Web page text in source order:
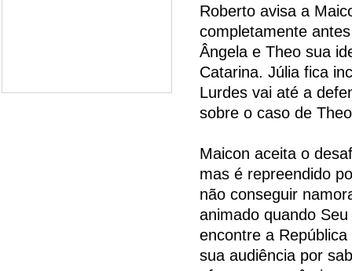
Roberto avisa a
completamente
Ângela e Theo sua
Catarina. Júlia fica
Lurdes vai até a
sobre o caso de
Maicon aceita o
mas é repreendido
não conseguir
animado quando
encontre a
sua audiência por